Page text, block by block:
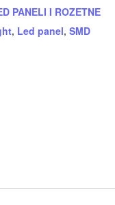
PANELI I ROZETNE
, Led panel, SMD